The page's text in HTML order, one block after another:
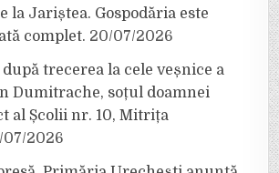
la Jariștea. Gospodăria este
complet. 20/07/2026
trecerea la cele veșnice a
Dumitrache, soțul doamnei
al Școlii nr. 10, Mitrița
07/2026